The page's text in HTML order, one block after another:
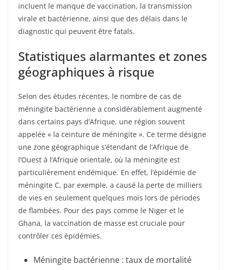
incluent le manque de vaccination, la transmission
virale et bactérienne, ainsi que des délais dans le
diagnostic qui peuvent être fatals.
Statistiques alarmantes et zones
géographiques à risque
Selon des études récentes, le nombre de cas de
méningite bactérienne a considérablement augmenté
dans certains pays d’Afrique, une région souvent
appelée « la ceinture de méningite ». Ce terme désigne
une zone géographique s’étendant de l’Afrique de
l’Ouest à l’Afrique orientale, où la méningite est
particulièrement endémique. En effet, l’épidémie de
méningite C, par exemple, a causé la perte de milliers
de vies en seulement quelques mois lors de périodes
de flambées. Pour des pays comme le Niger et le
Ghana, la vaccination de masse est cruciale pour
contrôler ces épidémies.
Méningite bactérienne : taux de mortalité